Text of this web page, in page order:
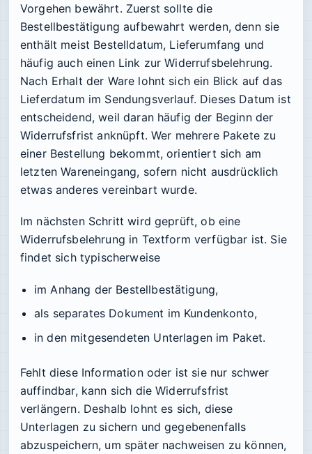
Vorgehen bewährt. Zuerst sollte die
Bestellbestätigung aufbewahrt werden, denn sie
enthält meist Bestelldatum, Lieferumfang und
häufig auch einen Link zur Widerrufsbelehrung.
Nach Erhalt der Ware lohnt sich ein Blick auf das
Lieferdatum im Sendungsverlauf. Dieses Datum ist
entscheidend, weil daran häufig der Beginn der
Widerrufsfrist anknüpft. Wer mehrere Pakete zu
einer Bestellung bekommt, orientiert sich am
letzten Wareneingang, sofern nicht ausdrücklich
etwas anderes vereinbart wurde.
Im nächsten Schritt wird geprüft, ob eine
Widerrufsbelehrung in Textform verfügbar ist. Sie
findet sich typischerweise
im Anhang der Bestellbestätigung,
als separates Dokument im Kundenkonto,
in den mitgesendeten Unterlagen im Paket.
Fehlt diese Information oder ist sie nur schwer
auffindbar, kann sich die Widerrufsfrist
verlängern. Deshalb lohnt es sich, diese
Unterlagen zu sichern und gegebenenfalls
abzuspeichern, um später nachweisen zu können,